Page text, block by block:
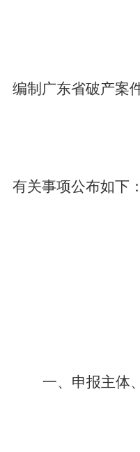
编制广东省破产案
有关事项公布如下：
一、申报主体